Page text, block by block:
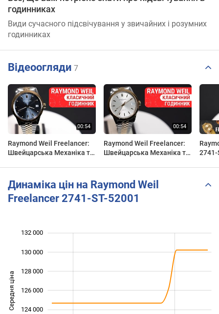
годинниках
Види сучасного підсвічування у звичайних і розумних
годинниках
Відеоогляди 7
Raymond Weil Freelancer:
Швейцарська Механіка та
DEKA
Raymond Weil Freelancer:
Швейцарська Механіка та
2741-
Динаміка цін на Raymond Weil
Freelancer 2741-ST-52001
Середня ціна 120 000
124 000
126 000
128 000
130 000
132 000